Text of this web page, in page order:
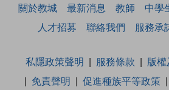
關於教城 最新消息 教師 中學
人才招募
聯絡我們 服務承
私隱政策聲明 服務條款
版
免責聲明
促進種族平等政策